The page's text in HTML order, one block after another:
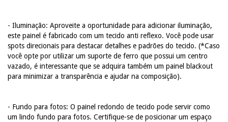
- Iluminação: Aproveite a oportunidade para adicionar iluminação,
este painel é fabricado com um tecido anti reflexo. Você pode usar
spots direcionais para destacar detalhes e padrões do tecido. (*Caso
você opte por utilizar um suporte de ferro que possui um centro
vazado, é interessante que se adquira também um painel blackout
para minimizar a transparência e ajudar na composição).
- Fundo para fotos: O painel redondo de tecido pode servir como
um lindo fundo para fotos. Certifique-se de posicionar um espaço